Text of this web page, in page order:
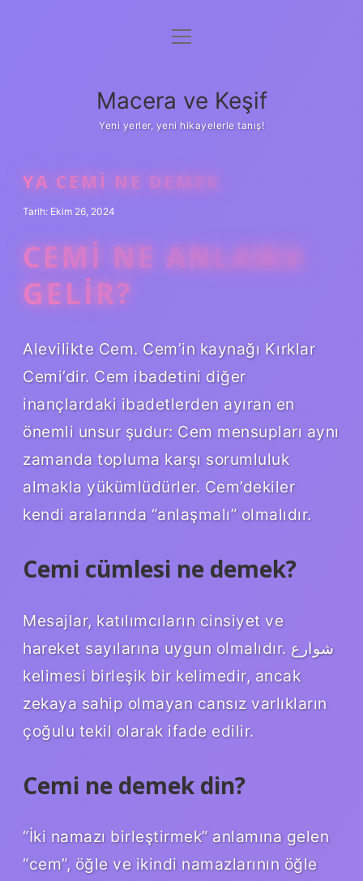
Anasayfa
Yasal Uyarı
menüyü
Macera ve Keşif
Yeni yerler, yeni hikayelerle tanış!
YA CEMI NE DEMEK
Tarih: Ekim 26, 2024
CEMI NE ANLAMA
GELIR?
Alevilikte Cem. Cem’in kaynağı Kırklar
Cemi’dir. Cem ibadetini diğer
inançlardaki ibadetlerden ayıran en
önemli unsur şudur: Cem mensupları aynı
zamanda topluma karşı sorumluluk
almakla yükümlüdürler. Cem’dekiler
kendi aralarında “anlaşmalı” olmalıdır.
Cemi cümlesi ne demek?
Mesajlar, katılımcıların cinsiyet ve
hareket sayılarına uygun olmalıdır. شوارع
kelimesi birleşik bir kelimedir, ancak
zekaya sahip olmayan cansız varlıkların
çoğulu tekil olarak ifade edilir.
Cemi ne demek din?
“İki namazı birleştirmek” anlamına gelen
“cem”, öğle ve ikindi namazlarının öğle